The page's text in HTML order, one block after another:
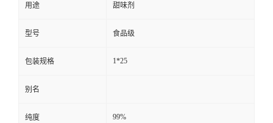
用途 甜味剂
型号 食品级
包装规格 1*25
别名
纯度 99%